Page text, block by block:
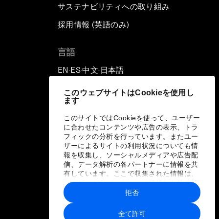
このウェブサイトはCookieを使用し
ます
このサイトではCookieを使って、ユーザー
に合わせたコンテンツや広告の表示、トラ
フィックの分析を行っています。またユー
ザーによるサイトの利用状況についても情
報を収集し、ソーシャルメディアや広告配
信、データ解析の各パートナーに情報を共
有しています。ここで収集された情報は、
ユーザーが各パートナーに提供した他の情
報や各パートナーのサービスを使用した際
に収集された情報と組み合わされ、各パー
トナーによって使用されることがありま
全て許可
拒否
サステナビリティへの取り組み
採用情報 (英語のみ)
言語
EN ▪ ES▪中文▪ 日本語